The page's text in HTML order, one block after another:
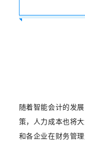
随着智能会计的发
策，人力成本也将
和各企业在财务管